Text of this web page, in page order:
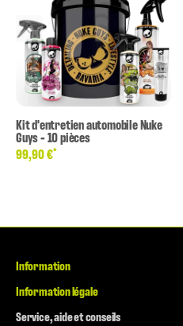
Kit d'entretien automobile Nuke
Guys - 10 pièces
99,90 €*
Information
Information légale
Service, aide et conseils